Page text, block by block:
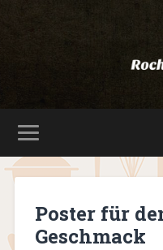
Poster für
Geschmack